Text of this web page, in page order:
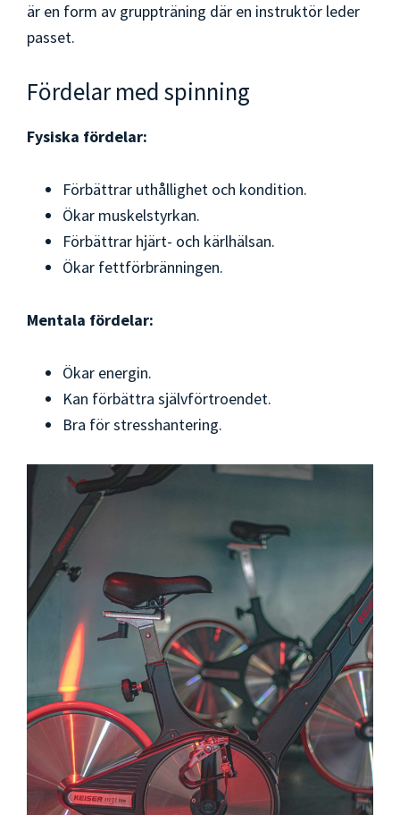
är en form av gruppträning där en instruktör leder
passet.
Fördelar med spinning
Fysiska fördelar:
Förbättrar uthållighet och kondition.
Ökar muskelstyrkan.
Förbättrar hjärt- och kärlhälsan.
Ökar fettförbränningen.
Mentala fördelar:
Ökar energin.
Kan förbättra självförtroendet.
Bra för stresshantering.